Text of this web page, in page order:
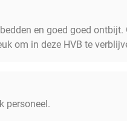
en goed goed
om in deze HVB te
personeel.